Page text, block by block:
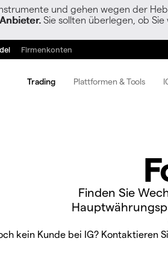
und gehen wegen der
Sie sollten überlegen, ob
Firmenkonten
Trading Plattformen & Tools
Finden Sie
kein Kunde bei IG? Kontaktieren